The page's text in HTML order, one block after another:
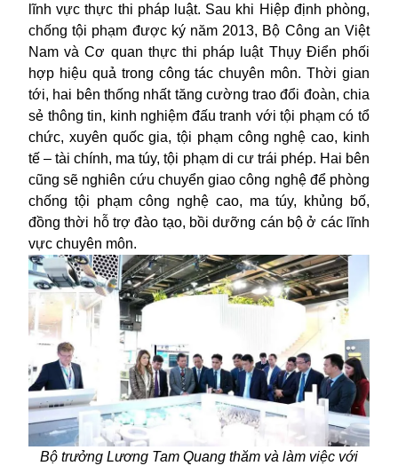
lĩnh vực thực thi pháp luật. Sau khi Hiệp định phòng,
chống tội phạm được ký năm 2013, Bộ Công an Việt
Nam và Cơ quan thực thi pháp luật Thụy Điển phối
hợp hiệu quả trong công tác chuyên môn. Thời gian
tới, hai bên thống nhất tăng cường trao đổi đoàn, chia
sẻ thông tin, kinh nghiệm đấu tranh với tội phạm có tổ
chức, xuyên quốc gia, tội phạm công nghệ cao, kinh
tế – tài chính, ma túy, tội phạm di cư trái phép. Hai bên
cũng sẽ nghiên cứu chuyển giao công nghệ để phòng
chống tội phạm công nghệ cao, ma túy, khủng bố,
đồng thời hỗ trợ đào tạo, bồi dưỡng cán bộ ở các lĩnh
vực chuyên môn.
Bộ trưởng Lương Tam Quang thăm và làm việc với